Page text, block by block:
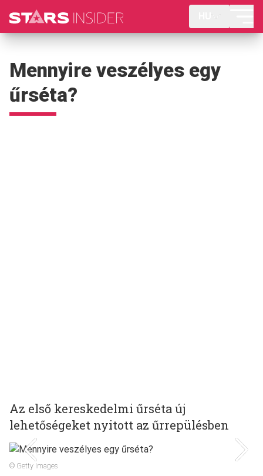
Mennyire veszélyes egy
űrséta?
Az első kereskedelmi űrséta új
lehetőségeket nyitott az űrrepülésben
© Getty Images